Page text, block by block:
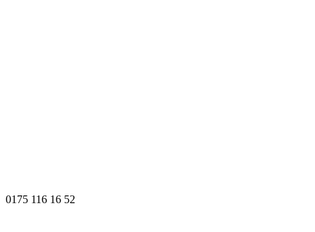
0175 116 16 52